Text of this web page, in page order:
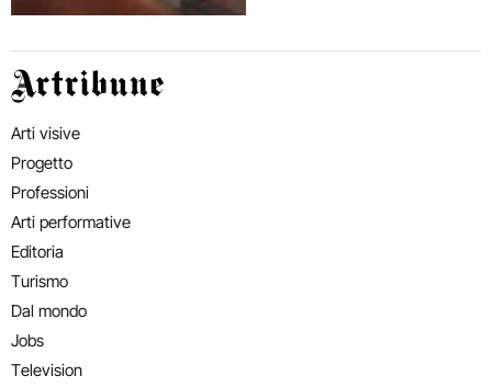
Artribune
Arti visive
Progetto
Professioni
Arti performative
Editoria
Turismo
Dal mondo
Jobs
Television